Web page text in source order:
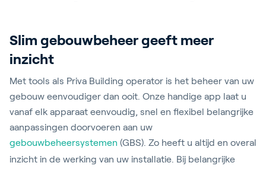
Slim gebouwbeheer geeft meer
inzicht
Met tools als Priva Building operator is het beheer van uw
gebouw eenvoudiger dan ooit. Onze handige app laat u
vanaf elk apparaat eenvoudig, snel en flexibel belangrijke
aanpassingen doorvoeren aan uw
gebouwbeheersystemen (GBS). Zo heeft u altijd en overal
inzicht in de werking van uw installatie. Bij belangrijke